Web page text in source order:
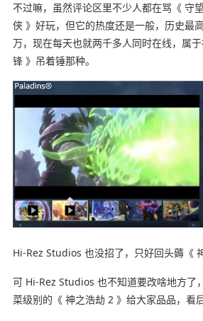
不过嘛，虽然评论区里不少人都在骂《 守
侠 》好玩，但它的热度还是一般，历史最
万，现在每天也就两千多人同时在线，属
锋 》吊着锤那种。
Hi-Rez Studios 也没招了，只好回头薅《
可 Hi-Rez Studios 也不知道要改啥地方了
菜级别的《 神之浩劫 2 》给大家品品，看